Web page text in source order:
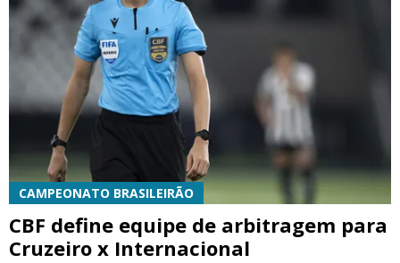
CAMPEONATO BRASILEIRÃO
CBF define equipe de arbitragem para
Cruzeiro x Internacional